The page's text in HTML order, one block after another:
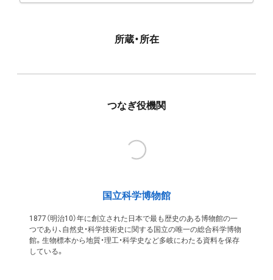
所蔵・所在
つなぎ役機関
国立科学博物館
1877（明治10）年に創立された日本で最も歴史のある博物館の一
つであり、自然史・科学技術史に関する国立の唯一の総合科学博物
館。生物標本から地質・理工・科学史など多岐にわたる資料を保存
している。